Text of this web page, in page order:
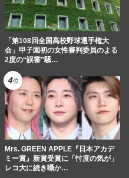
「第108回全国高校野球選手権大
会」甲子園初の女性審判委員のよる
2度の“誤審”騒…
Mrs. GREEN APPLE『日本アカデ
ミー賞』新賞受賞に「忖度の気が」
レコ大に続き囁か…